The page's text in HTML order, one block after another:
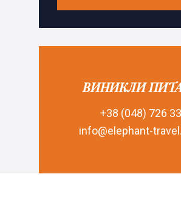
ВИНИКЛИ
+38 (048) 726
info@elephant-